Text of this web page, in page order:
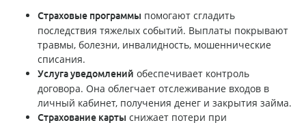
Страховые программы помогают сгладить
последствия тяжелых событий. Выплаты покрывают
травмы, болезни, инвалидность, мошеннические
списания.
Услуга уведомлений обеспечивает контроль
договора. Она облегчает отслеживание входов в
личный кабинет, получения денег и закрытия займа.
Страхование карты снижает потери при